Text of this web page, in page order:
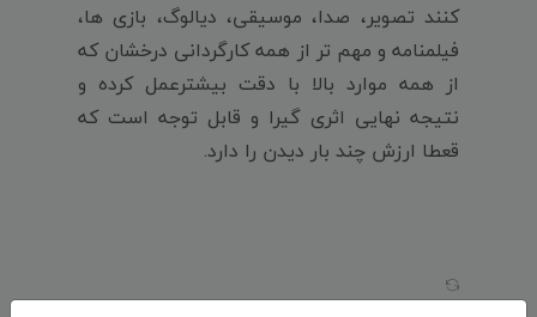
کنند تصویر، صدا، موسیقی، دیالوگ، بازی ها،
فیلمنامه و مهم تر از همه کارگردانی درخشان که
از همه موارد بالا با دقت بیشترعمل کرده و
نتیجه نهایی اثری گیرا و قابل توجه است که
قعطا ارزش چند بار دیدن را دارد.